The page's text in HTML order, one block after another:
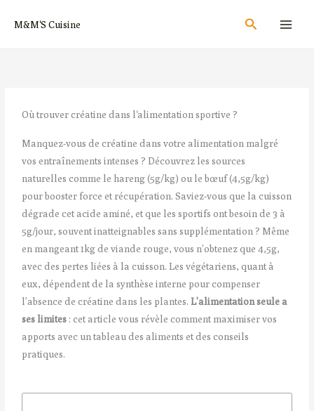
M&M'S Cuisine Rechercher
Où trouver créatine dans l'alimentation sportive ?
Manquez-vous de créatine dans votre alimentation malgré
vos entraînements intenses ? Découvrez les sources
naturelles comme le hareng (5g/kg) ou le bœuf (4,5g/kg)
pour booster force et récupération. Saviez-vous que la cuisson
dégrade cet acide aminé, et que les sportifs ont besoin de 3 à
5g/jour, souvent inatteignables sans supplémentation ? Même
en mangeant 1kg de viande rouge, vous n’obtenez que 4,5g,
avec des pertes liées à la cuisson. Les végétariens, quant à
eux, dépendent de la synthèse interne pour compenser
l’absence de créatine dans les plantes.L’alimentation seule a
ses limites : cet article vous révèle comment maximiser vos
apports avec un tableau des aliments et des conseils
pratiques.